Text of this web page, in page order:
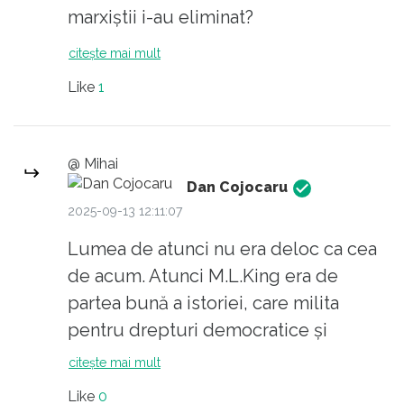
marxiștii i-au eliminat?
citește mai mult
Like 1
@ Mihai
Dan Cojocaru
2025-09-13 12:11:07
Lumea de atunci nu era deloc ca cea
de acum. Atunci M.L.King era de
partea bună a istoriei, care milita
pentru drepturi democratice și
împotriva discriminării de orice fel,
citește mai mult
Like 0